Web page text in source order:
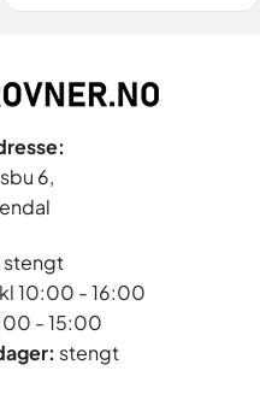
6,
stengt
kl 10:00 - 16:00
- 15:00
stengt